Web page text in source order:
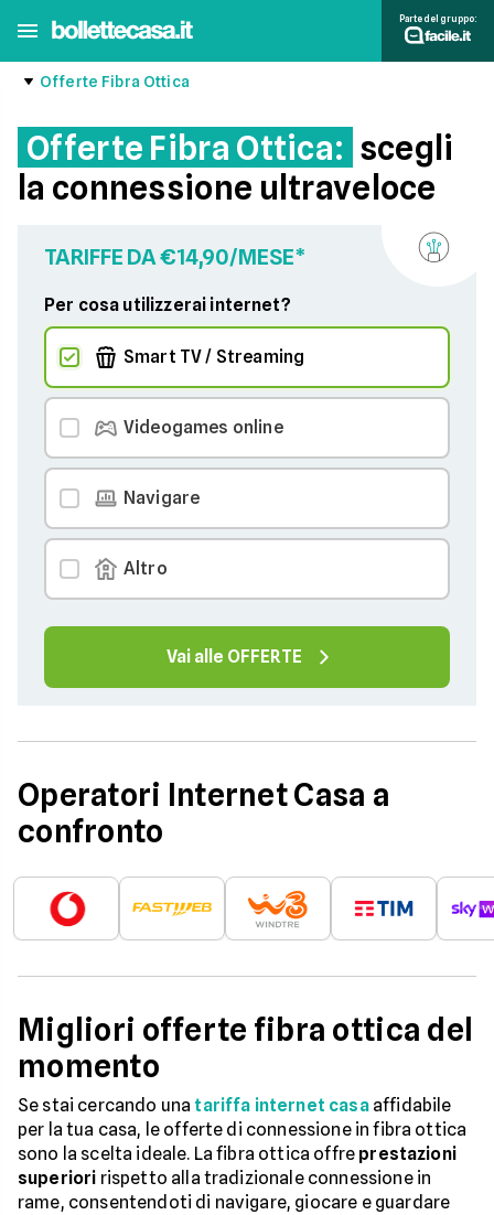
Parte del gruppo:
Offerte Fibra Ottica
Offerte Fibra Ottica: scegli
la connessione ultraveloce
TARIFFE DA €14,90/MESE*
Per cosa utilizzerai internet?
Smart TV / Streaming
Videogames online
Navigare
Altro
Vai alle OFFERTE
Operatori Internet Casa a
confronto
Migliori offerte fibra ottica del
momento
Se stai cercando una tariffa internet casaaffidabile
per la tua casa, le offerte di connessione in fibra ottica
sono la scelta ideale. La fibra ottica offre prestazioni
superiori rispetto alla tradizionale connessione in
rame, consentendoti di navigare, giocare e guardare